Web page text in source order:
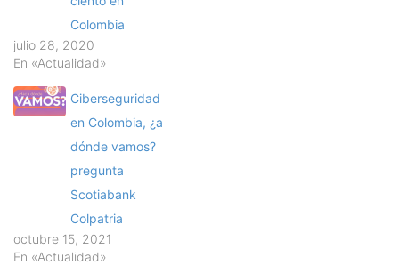
Colombia
julio 28, 2020
En «Actualidad»
Ciberseguridad
en Colombia, ¿a
dónde vamos?
pregunta
Scotiabank
Colpatria
octubre 15, 2021
En «Actualidad»